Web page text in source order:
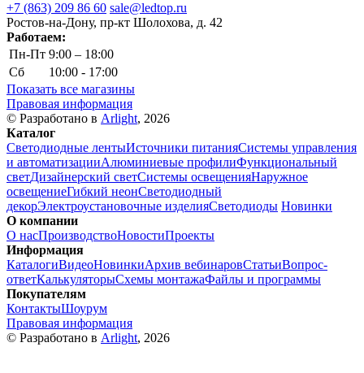
+7 (863) 209 86 60 sale@ledtop.ru
Ростов-на-Дону, пр-кт Шолохова, д. 42
Работаем:
Пн-Пт 9:00 – 18:00
Сб
10:00 - 17:00
Показать все магазины
Правовая информация
© Разработано в Arlight, 2026
Каталог
Светодиодные лентыИсточники питанияСистемы управления
и автоматизацииАлюминиевые профилиФункциональный
светДизайнерский светСистемы освещенияНаружное
освещениеГибкий неонСветодиодный
декорЭлектроустановочные изделияСветодиоды Новинки
О компании
О насПроизводствоНовостиПроекты
Информация
КаталогиВидеоНовинкиАрхив вебинаровСтатьиВопрос-
ответКалькуляторыСхемы монтажаФайлы и программы
Покупателям
КонтактыШоурум
Правовая информация
© Разработано в Arlight, 2026